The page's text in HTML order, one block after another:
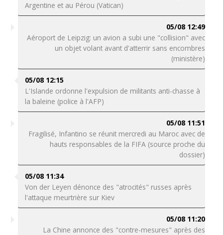
Argentine et au Pérou (Vatican)
05/08 12:49
Aéroport de Leipzig: un avion a subi une "collision" avec
un objet volant avant d'atterrir sans encombres
(ministère)
05/08 12:15
L'Islande ordonne l'expulsion de militants anti-chasse à
la baleine (police à l'AFP)
05/08 11:51
Fragilisé, Infantino se réunit mercredi au Maroc avec de
hauts responsables de la FIFA (source proche du
dossier)
05/08 11:34
Von der Leyen dénonce des "atrocités" russes après
l'attaque meurtrière sur Kiev
05/08 11:20
La Chine annonce des "contre-mesures" après des